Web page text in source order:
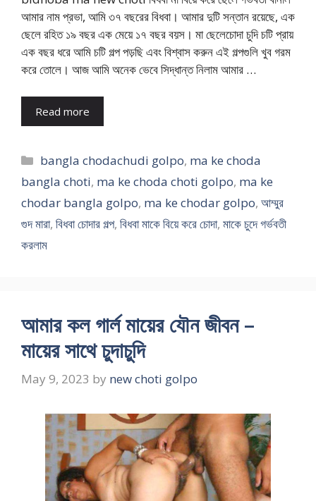
আমার নাম প্রভা, আমি ৩৭ বছরের বিধবা। আমার দুটি সন্তান রয়েছে, এক
ছেলে রহিত ১৯ বছর এক মেয়ে ১৭ বছর বয়স। মা ছেলেচোদা চুদি চটি প্রায়
এক বছর ধরে আমি চটি গল্প পড়ছি এবং বিশ্বাস করুন এই গল্পগুলি খুব গরম
করে তোলে। আজ আমি অনেক ভেবে সিদ্ধান্ত নিলাম আমার …
Read more
Categories
bangla chodachudi golpo, ma ke choda
bangla choti, ma ke choda choti golpo, ma ke
chodar bangla golpo, ma ke chodar golpo, আম্মুর
গুদ মারা, বিধবা চোদার গল্প, বিধবা মাকে বিয়ে করে চোদা, মাকে চুদে গর্ভবতী
করলাম
আমার কল গার্ল মায়ের যৌন জীবন –
মায়ের সাথে চুদাচুদি
May 9, 2023 by new choti golpo